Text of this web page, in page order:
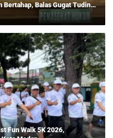
Bertahap, Balas Gugat Tuding
Fun Walk 5K 2026,